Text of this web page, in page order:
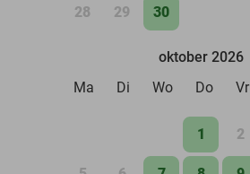
28 29 30
oktober 2026
Ma
Di Wo Do Vr
1 2